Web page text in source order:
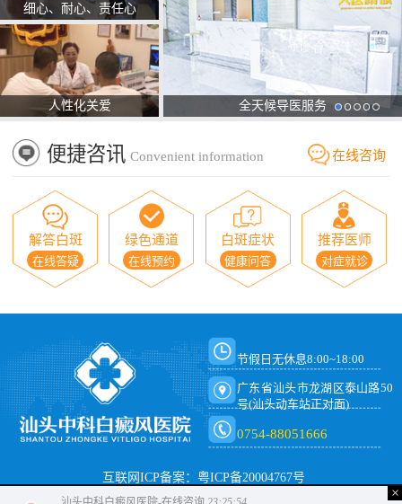
细心、耐心、责任心
人性化关爱 全天候导医服务
便捷咨讯 Convenient information 在线咨询
解答白斑
在线答疑
绿色通道
在线预约
白斑症状
健康问答
推荐医师
对症就诊
节假日无休息8:00~18:00
广东省汕头市龙湖区泰山路50
号(汕头动车站正对面)
0754-88051666
互联网ICP备案：粤ICP备20004767号
×